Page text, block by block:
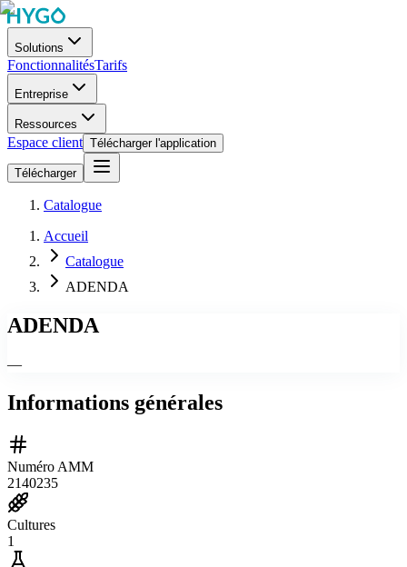
Solutions
FonctionnalitésTarifs
Entreprise
Ressources
Espace client Télécharger l'application
Télécharger
Catalogue
Accueil
Catalogue
ADENDA
ADENDA
—
Informations générales
Numéro AMM
2140235
Cultures
1